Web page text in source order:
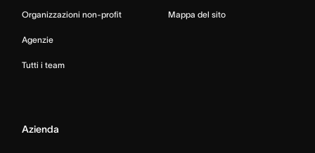
Organizzazioni non-profit
Agenzie
Tutti i team
Mappa del sito
Azienda